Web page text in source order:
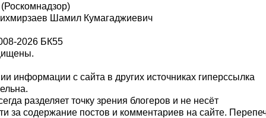
Шамил Кумагаджиевич
2026 БК55
информации с сайта в других источниках гиперссылка
разделяет точку зрения блогеров и не несёт
за содержание постов и комментариев на сайте.